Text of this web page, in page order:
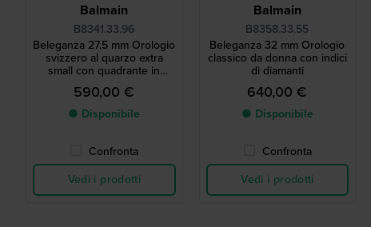
Balmain
B8341.33.96
Beleganza 27.5 mm Orologio
svizzero al quarzo extra
small con quadrante in
madreperla e indici in
diamanti
590,00 €
● Disponibile
Confronta
Vedi i prodotti
Balmain
B8358.33.55
Beleganza 32 mm Orologio
classico da donna con indici
di diamanti
640,00 €
● Disponibile
Confronta
Vedi i prodotti